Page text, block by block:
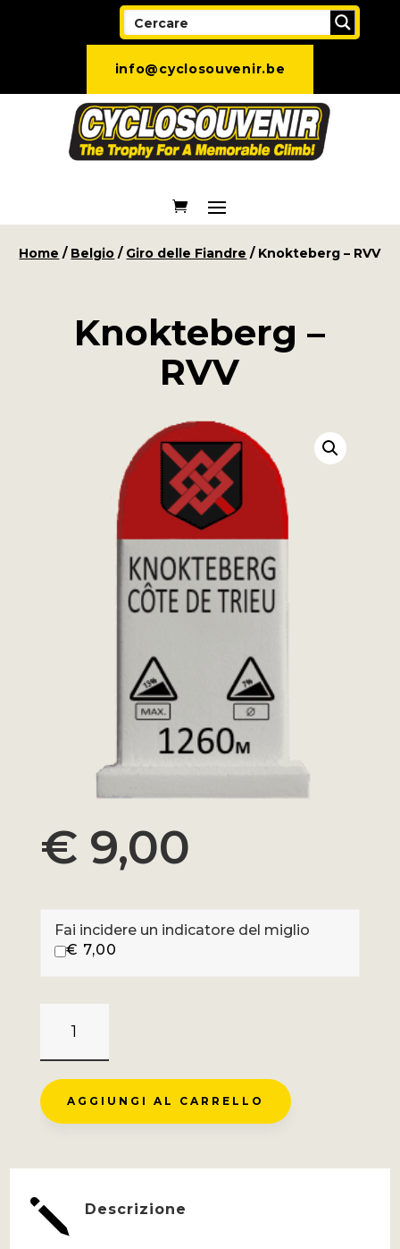
info@cyclosouvenir.be
Home / Belgio / Giro delle Fiandre / Knokteberg – RVV
Knokteberg –
RVV
€ 9,00
Fai incidere un indicatore del miglio
€ 7,00
RVV
QUANTITÀ
AGGIUNGI AL CARRELLO
j Descrizione